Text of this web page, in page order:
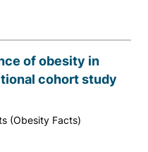
of obesity in
cohort study
(Obesity Facts)